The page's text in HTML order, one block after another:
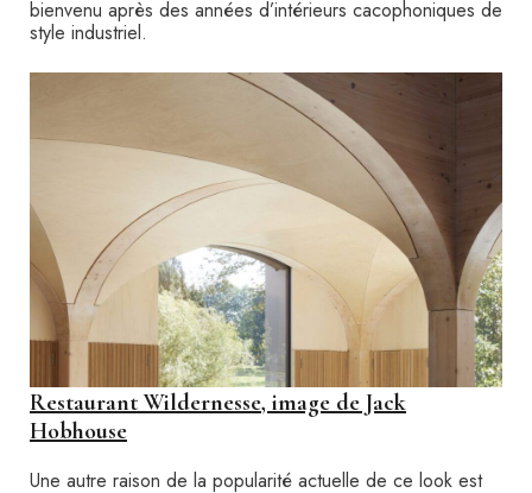
bienvenu après des années d’intérieurs cacophoniques de
style industriel.
Restaurant Wildernesse, image de Jack
Hobhouse
Une autre raison de la popularité actuelle de ce look est